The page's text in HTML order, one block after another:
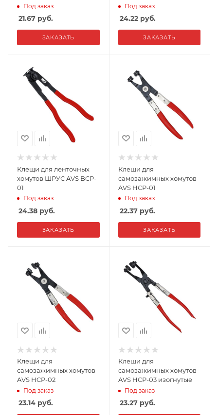
(М14х1,25 мм) 5
предметов AVS PRS-05
Под заказ
21.67 руб.
ЗАКАЗАТЬ
Под заказ
24.22руб.
ЗАКАЗАТЬ
Клещи для ленточных
хомутов ШРУС AVS BCP-
01
Под заказ
24.38 руб.
ЗАКАЗАТЬ
Клещи для
самозажимных хомутов
AVS HCP-01
Под заказ
22.37руб.
ЗАКАЗАТЬ
Клещи для
самозажимных хомутов
AVS HCP-02
Под заказ
23.14 руб.
Клещи для
самозажимных хомутов
AVS HCP-03 изогнутые
Под заказ
23.27руб.